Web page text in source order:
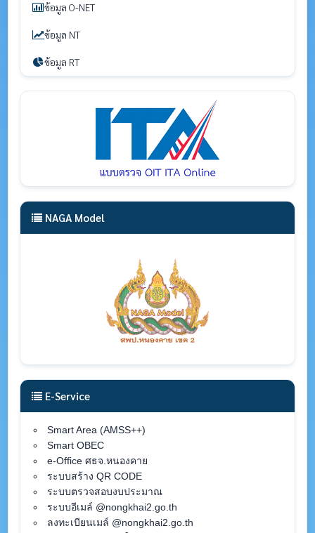
ข้อมูล O-NET
ข้อมูล NT
ข้อมูล RT
NAGA Model
E-Service
Smart Area (AMSS++)
Smart OBEC
e-Office ศธจ.หนองคาย
ระบบสร้าง QR CODE
ระบบตรวจสอบงบประมาณ
ระบบอีเมล์ @nongkhai2.go.th
ลงทะเบียนเมล์ @nongkhai2.go.th